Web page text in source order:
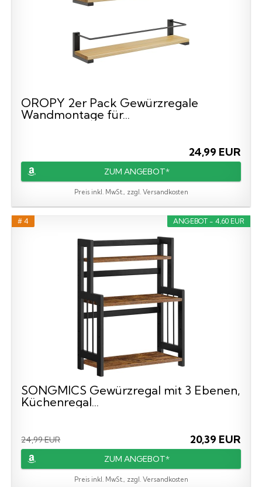
OROPY 2er Pack Gewürzregale
Wandmontage für...
24,99 EUR
ZUM ANGEBOT*
Preis inkl. MwSt., zzgl. Versandkosten
ANGEBOT - 4,60 EUR
# 4
SONGMICS Gewürzregal mit 3 Ebenen,
Küchenregal...
24,99 EUR 20,39 EUR
ZUM ANGEBOT*
Preis inkl. MwSt., zzgl. Versandkosten